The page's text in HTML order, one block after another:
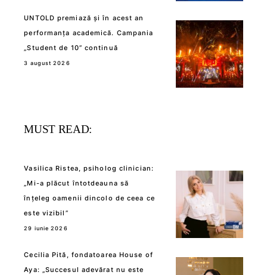
UNTOLD premiază și în acest an
performanța academică. Campania
„Student de 10” continuă
3 august 2026
MUST READ:
Vasilica Ristea, psiholog clinician:
„Mi-a plăcut întotdeauna să
înțeleg oamenii dincolo de ceea ce
este vizibil”
29 iunie 2026
Cecilia Pită, fondatoarea House of
Aya: „Succesul adevărat nu este